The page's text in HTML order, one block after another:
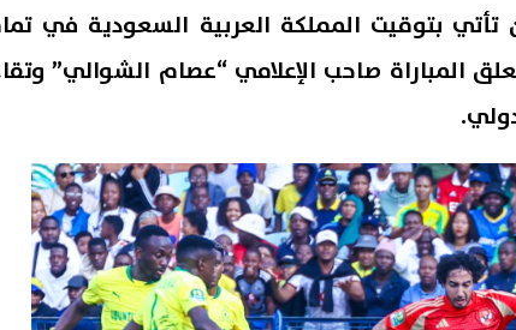
بتوقيت المملكة العربية السعودية في
معلق المباراة صاحب الإعلامي “عصام الشوالي”